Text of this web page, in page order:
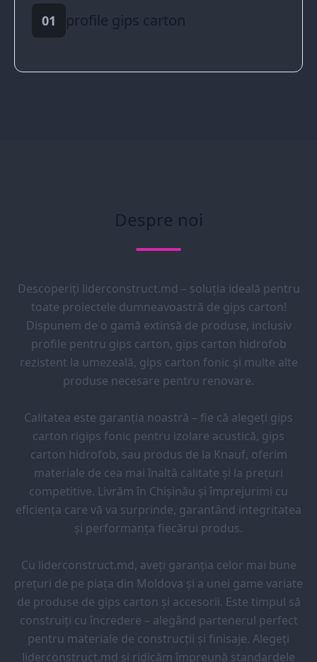
01 profile gips carton
Despre noi
Descoperiți liderconstruct.md – soluția ideală pentru
toate proiectele dumneavoastră de gips carton!
Dispunem de o gamă extinsă de produse, inclusiv
profile pentru gips carton, gips carton hidrofob
rezistent la umezeală, gips carton fonic și multe alte
produse necesare pentru renovare.
Calitatea este garanția noastră – fie că alegeți gips
carton rigips fonic pentru izolare acustică, gips
carton hidrofob, sau produs de la Knauf, oferim
materiale de cea mai înaltă calitate și la prețuri
competitive. Livrăm în Chișinău și împrejurimi cu
eficiența care vă va surprinde, garantând integritatea
și performanța fiecărui produs.
Cu liderconstruct.md, aveți garanția celor mai bune
prețuri de pe piața din Moldova și a unei game variate
de produse de gips carton și accesorii. Este timpul să
construiți cu încredere – alegând partenerul perfect
pentru materiale de construcții și finisaje. Alegeți
liderconstruct.md și ridicăm împreună standardele